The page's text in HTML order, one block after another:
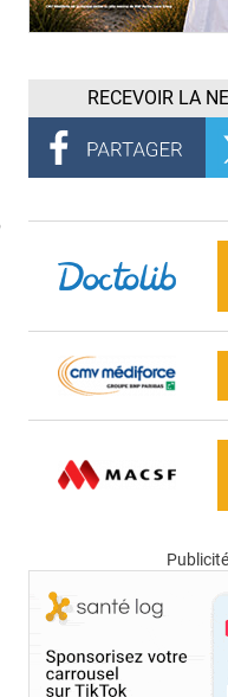
RECEVOIR LA